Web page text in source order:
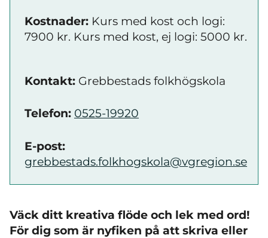
Kostnader: Kurs med kost och logi:
7900 kr. Kurs med kost, ej logi: 5000 kr.
Kontakt: Grebbestads folkhögskola
Telefon: 0525-19920
E-post:
grebbestads.folkhogskola@vgregion.se
Väck ditt kreativa flöde och lek med ord!
För dig som är nyfiken på att skriva eller